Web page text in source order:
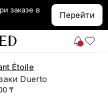
заказе в
Перейти
Étoile
Duerto
₸